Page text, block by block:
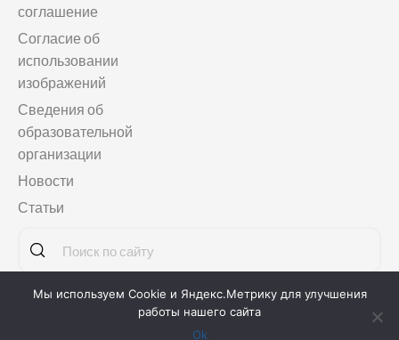
соглашение
Согласие об
использовании
изображений
Сведения об
образовательной
организации
Новости
Статьи
Copyright © 2011-2026Языковая школа «МАГЕЛЛАНСКУЛ»
Мы используем Cookie и Яндекс.Метрику для улучшения
работы нашего сайта
Ok